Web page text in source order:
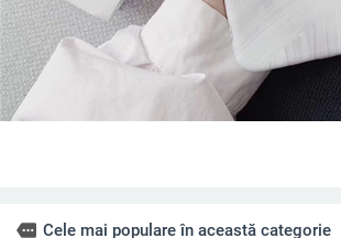
more Cele mai populare în această categorie